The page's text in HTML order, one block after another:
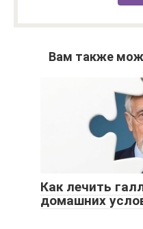
Вам также
Как лечить
домашних